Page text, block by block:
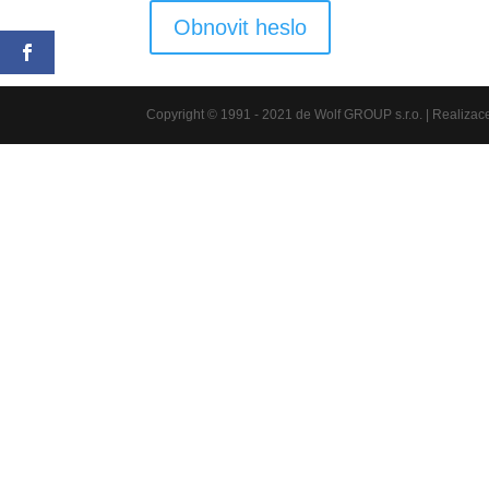
Obnovit heslo
Copyright © 1991 - 2021 de Wolf GROUP s.r.o. |